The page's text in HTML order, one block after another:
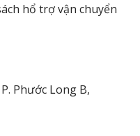
hổ trợ vận chuyển
Phước Long B,